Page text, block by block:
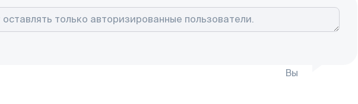
Вы